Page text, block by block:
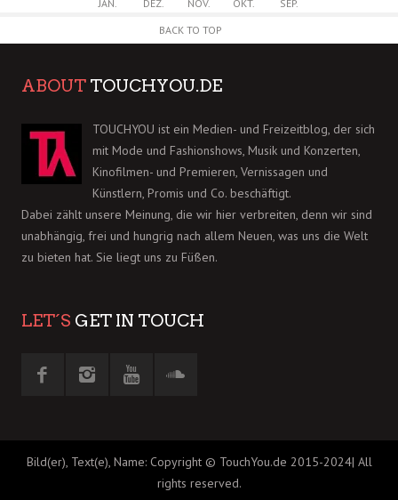
JAN. DEZ. NOV. OKT.
SEP.
BACK TO TOP
ABOUT TOUCHYOU.DE
TOUCHYOU ist ein Medien- und Freizeitblog, der sich
mit Mode und Fashionshows, Musik und Konzerten,
Kinofilmen- und Premieren, Vernissagen und
Künstlern, Promis und Co. beschäftigt.
Dabei zählt unsere Meinung, die wir hier verbreiten, denn wir sind
unabhängig, frei und hungrig nach allem Neuen, was uns die Welt
zu bieten hat. Sie liegt uns zu Füßen.
LET´S GET IN TOUCH
Bild(er), Text(e), Name: Copyright © TouchYou.de 2015-2024| All
rights reserved.